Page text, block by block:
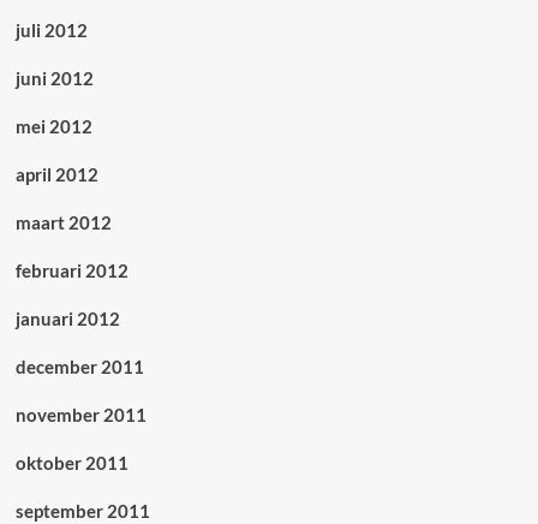
juli 2012
juni 2012
mei 2012
april 2012
maart 2012
februari 2012
januari 2012
december 2011
november 2011
oktober 2011
september 2011